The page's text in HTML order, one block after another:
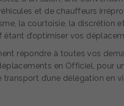
et de chauffeurs
la courtoisie, la discrétion
d’optimiser vos
répondre à toutes vos
en Officiel, pour
d’une délégation en